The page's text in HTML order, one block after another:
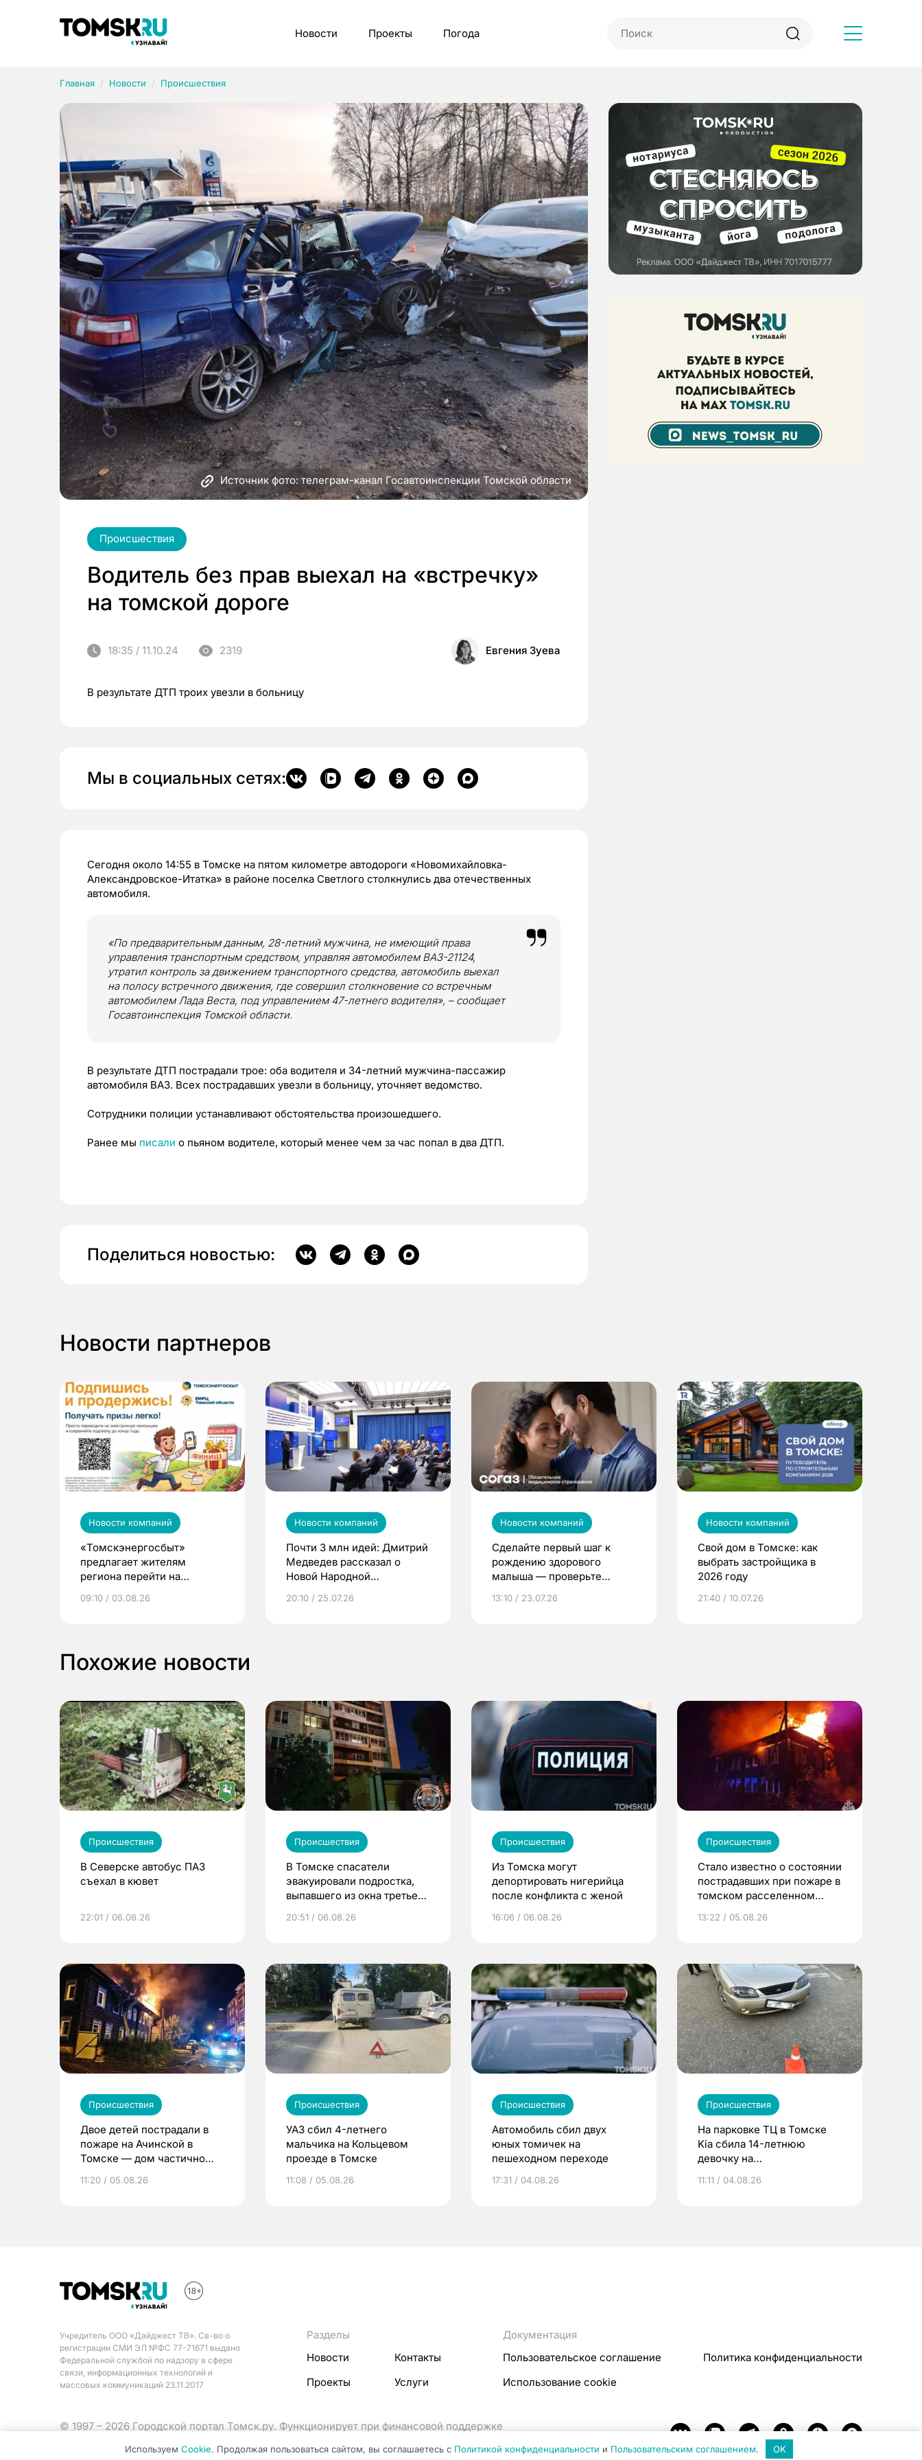
Новости Проекты Погода
Главная Новости Происшествия
Источник фото: телеграм-канал Госавтоинспекции Томской области
Происшествия
Водитель без прав выехал на «встречку»
на томской дороге
18:35 / 11.10.24 2319 Евгения Зуева
В результате ДТП троих увезли в больницу
Мы в социальных сетях:
Сегодня около 14:55 в Томске на пятом километре автодороги «Новомихайловка-
Александровское-Итатка» в районе поселка Светлого столкнулись два отечественных
автомобиля.
«По предварительным данным, 28-летний мужчина, не имеющий права
управления транспортным средством, управляя автомобилем ВАЗ-21124,
утратил контроль за движением транспортного средства, автомобиль выехал
на полосу встречного движения, где совершил столкновение со встречным
автомобилем Лада Веста, под управлением 47-летнего водителя», – сообщает
Госавтоинспекция Томской области.
В результате ДТП пострадали трое: оба водителя и 34-летний мужчина-пассажир
автомобиля ВАЗ. Всех пострадавших увезли в больницу, уточняет ведомство.
Сотрудники полиции устанавливают обстоятельства произошедшего.
Ранее мы писали о пьяном водителе, который менее чем за час попал в два ДТП.
Поделиться новостью:
Новости партнеров
Новости компаний
«Томскэнергосбыт»
предлагает жителям
региона перейти на
выиграть призы
09:10 / 03.08.26
Новости компаний
Почти 3 млн идей: Дмитрий
Медведев рассказал о
Новой Народной
20:10 / 25.07.26
Новости компаний
Сделайте первый шаг к
рождению здорового
малыша — проверьте
по ОМС!
13:10 / 23.07.26
Новости компаний
Свой дом в Томске: как
выбрать застройщика в
2026 году
21:40 / 10.07.26
Похожие новости
Происшествия
В Северске автобус ПАЗ
съехал в кювет
22:01 / 06.08.26
Происшествия
В Томске спасатели
эвакуировали подростка,
выпавшего из окна третьего
20:51 / 06.08.26
Происшествия
Из Томска могут
депортировать нигерийца
после конфликта с женой
16:06 / 06.08.26
Происшествия
Стало известно о состоянии
пострадавших при пожаре в
томском расселенном
13:22 / 05.08.26
Происшествия
Двое детей пострадали в
пожаре на Ачинской в
Томске — дом частично
11:20 / 05.08.26
Происшествия
УАЗ сбил 4-летнего
мальчика на Кольцевом
проезде в Томске
11:08 / 05.08.26
Происшествия
Автомобиль сбил двух
юных томичек на
пешеходном переходе
17:31 / 04.08.26
Происшествия
На парковке ТЦ в Томске
Kia сбила 14-летнюю
девочку на
11:11 / 04.08.26
Учредитель ООО «Дайджест ТВ». Св-во о
регистрации СМИ ЭЛ №ФС 77-71671 выдано
Федеральной службой по надзору в сфере
связи, информационных технологий и
массовых коммуникаций 23.11.2017
Разделы
Новости
Контакты
Проекты
Услуги
Документация
Пользовательское соглашение
Политика конфиденциальности
Использование cookie
© 1997 – 2026 Городской портал Томск.ру. Функционирует при финансовой поддержке
Рубрики
Используем Cookie. Продолжая пользоваться сайтом, вы соглашаетесь с Политикой конфиденциальности и Пользовательским соглашением. OK